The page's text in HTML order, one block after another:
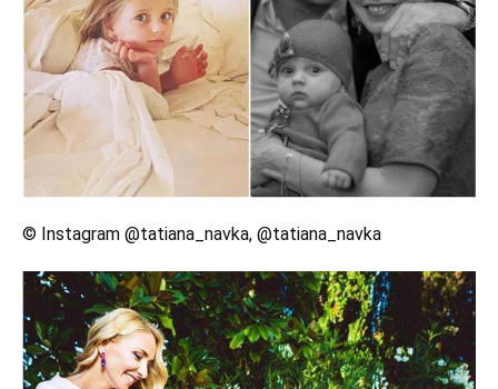
© Instagram @tatiana_navka, @tatiana_navka